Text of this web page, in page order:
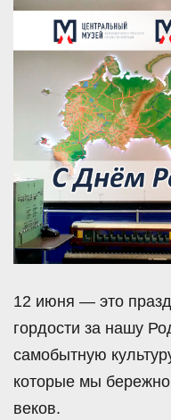
12 июня — это
гордости за нашу
самобытную
которые мы
веков.